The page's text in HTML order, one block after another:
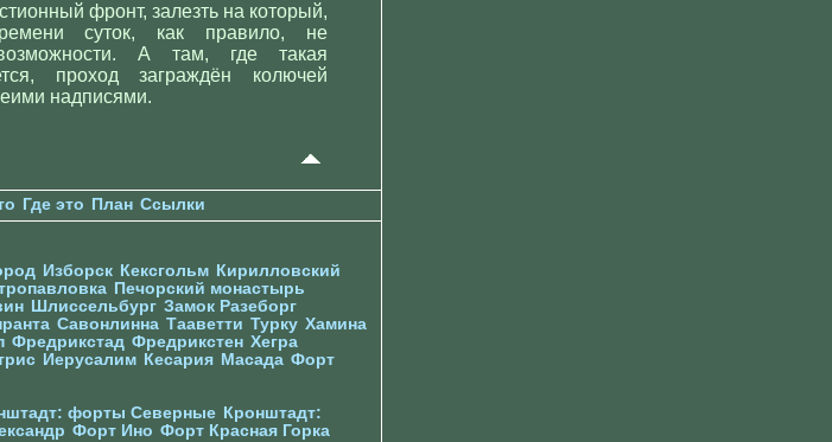
фронт, залезть на который,
суток, как правило, не
возможности. А там, где такая
проход заграждён колючей
надписями.
Где это План Ссылки
Изборск Кексгольм Кирилловский
Печорcкий монастырь
Шлиссельбург Замок Разеборг
Савонлинна Тааветти Турку Хамина
Фредрикстад Фредрикстен Хегра
Иерусалим Кесария Масада Форт
форты Северные Кронштадт:
Форт Ино Форт Красная Горка